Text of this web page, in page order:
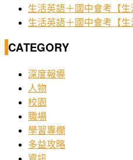
生活英語＋國中會考【生
生活英語＋國中會考【
CATEGORY
深度報導
人物
校園
職場
學習專欄
多益攻略